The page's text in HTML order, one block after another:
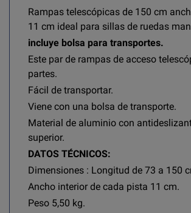
Rampas telescópicas de 150 cm
11 cm ideal para sillas de ruedas
incluye bolsa para transportes.
Este par de rampas de acceso
partes.
Fácil de transportar.
Viene con una bolsa de transporte.
Material de aluminio con
superior.
DATOS TÉCNICOS:
Dimensiones : Longitud de 73 a 150
Ancho interior de cada pista 11 cm.
Peso 5,50 kg.